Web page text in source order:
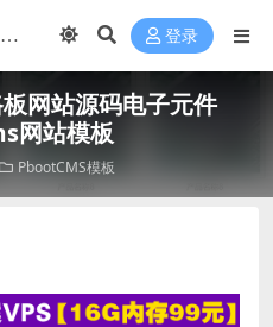
登录
网站源码电子元件
网站模板
PbootCMS模板